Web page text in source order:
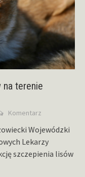
na terenie
Komentarz
Wojewódzki
Lekarzy
szczepienia lisów